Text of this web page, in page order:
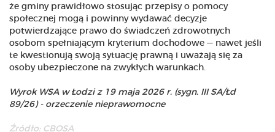
że gminy prawidłowo stosując przepisy o pomocy
społecznej mogą i powinny wydawać decyzje
potwierdzające prawo do świadczeń zdrowotnych
osobom spełniającym kryterium dochodowe — nawet jeśli
te kwestionują swoją sytuację prawną i uważają się za
osoby ubezpieczone na zwykłych warunkach.
Wyrok WSA w Łodzi z 19 maja 2026 r. (sygn. III SA/Łd
89/26) - orzeczenie nieprawomocne
Źródło: CBOSA